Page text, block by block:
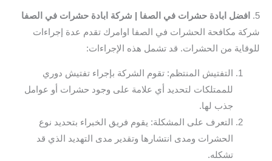
5.
افضل ابادة حشرات في الصفا | شركة ابادة حشرات في الصفا
شركة مكافحة الحشرات في الصفا اوامرك تقدم عدة إجراءات
للوقاية من الحشرات. قد تشمل هذه الإجراءات:
التفتيش المنتظم: تقوم الشركة بإجراء تفتيش دوري
للممتلكات لتحديد أي علامة على وجود حشرات أو عوامل
جذب لها.
التعرف على المشكلة: يقوم فريق الخبراء بتحديد نوع
الحشرات ومدى انتشارها وتقدير مدى التهديد الذي قد
تشكله.